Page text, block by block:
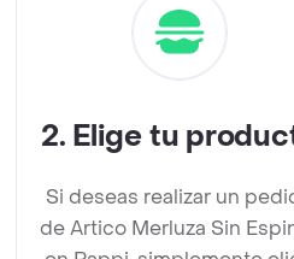
2. Elige tu
Si deseas realizar un
de Artico Merluza Sin